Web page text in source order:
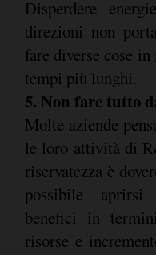
Disperdere
direzioni non
fare diverse cose
tempi più lunghi.
5. Non fare tutto
Molte aziende
le loro attività di
riservatezza è
possibile
benefici in
risorse e